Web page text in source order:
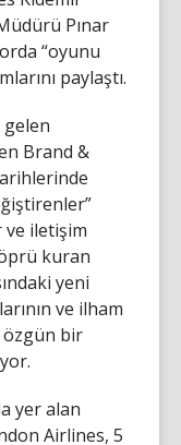
Pınar
“oyunu
paylaştı.
gelen
Brand &
ve iletişim
kuran
yeni
ve ilham
özgün bir
yer alan
Airlines, 5